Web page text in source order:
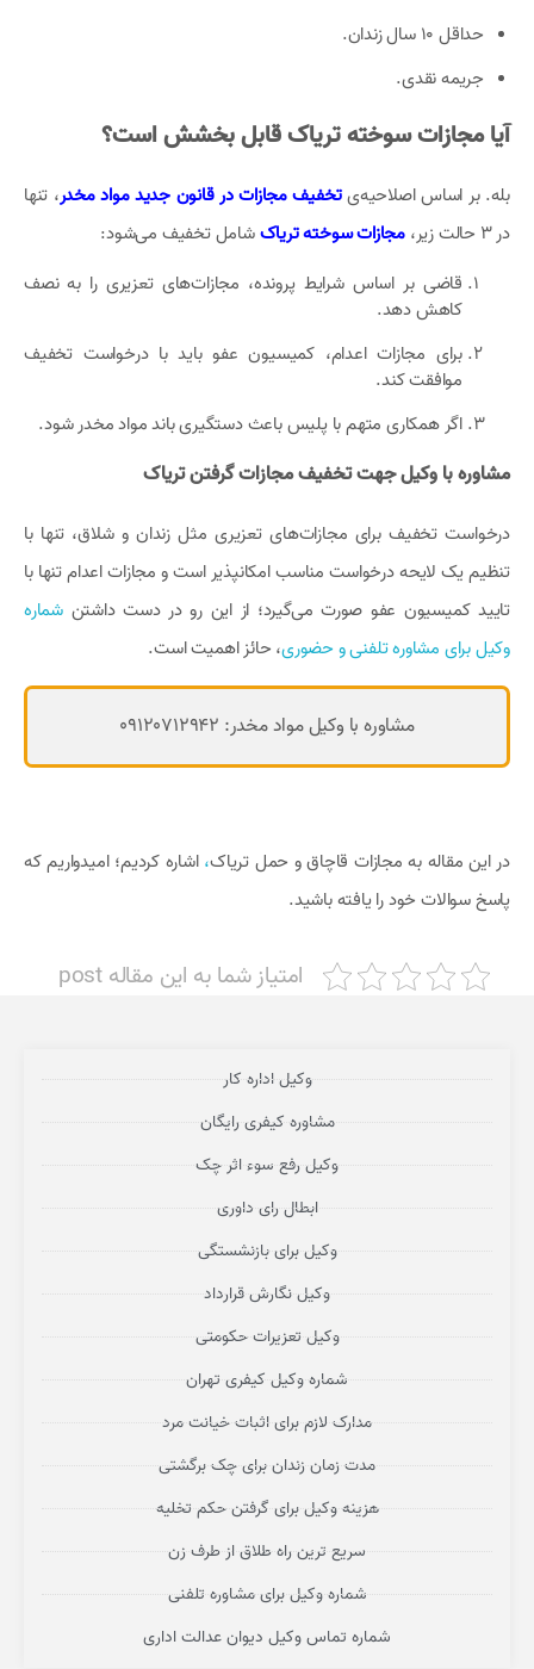
حداقل 10 سال زندان.
جریمه نقدی.
آیا مجازات سوخته تریاک قابل بخشش است؟
بله. بر اساس اصلاحیه‌ی‌تخفیف مجازات در قانون جدید مواد مخدر، تنها
در 3 حالت زیر،
مجازات سوخته تریاکشامل تخفیف می‌شود:
قاضی بر اساس شرایط پرونده، مجازات‌های تعزیری را به نصف
کاهش دهد.
برای مجازات اعدام، کمیسیون عفو باید با درخواست تخفیف
موافقت کند.
اگر همکاری متهم با پلیس باعث دستگیری باند مواد مخدر شود.
مشاوره با وکیل جهت تخفیف مجازات گرفتن تریاک
درخواست تخفیف برای مجازات‌های تعزیری مثل زندان و شلاق، تنها با
تنظیم یک لایحه درخواست مناسب امکانپذیر است و مجازات اعدام تنها با
تایید کمیسیون عفو صورت می‌گیرد؛ از این رو در دست داشتن شماره
وکیل برای مشاوره تلفنی و حضوری، حائز اهمیت است.
مشاوره با وکیل مواد مخدر: 09120712942
در این مقاله به مجازات قاچاق و حمل تریاک، اشاره کردیم؛ امیدواریم که
پاسخ سوالات خود را یافته باشید.
امتیاز شما به این مقاله post
وکیل اداره کار
مشاوره کیفری رایگان
وکیل رفع سوء اثر چک
ابطال رای داوری
وکیل برای بازنشستگی
وکیل نگارش قرارداد
وکیل تعزیرات حکومتی
شماره وکیل کیفری تهران
مدارک لازم برای اثبات خیانت مرد
مدت زمان زندان برای چک برگشتی
هزینه وکیل برای گرفتن حکم تخلیه
سریع ترین راه طلاق از طرف زن
شماره وکیل برای مشاوره تلفنی
شماره تماس وکیل دیوان عدالت اداری